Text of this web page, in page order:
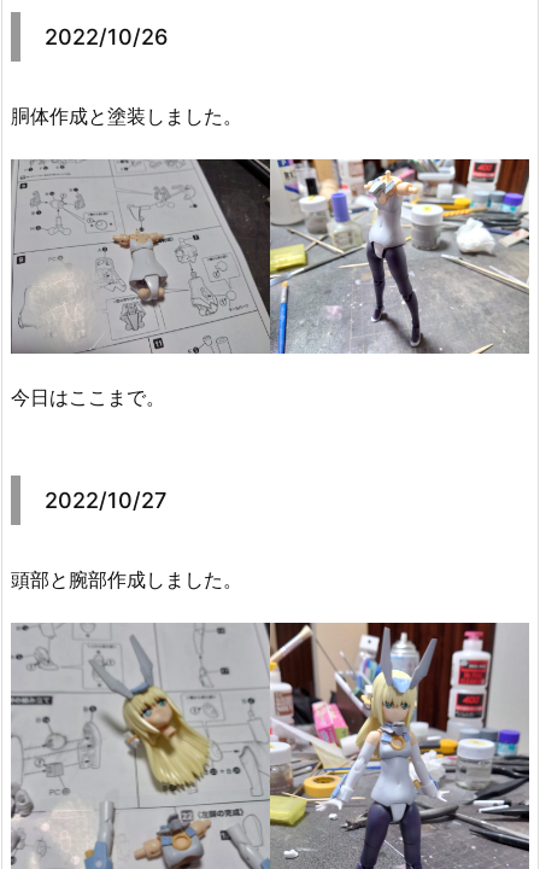
2022/10/26
胴体作成と塗装しました。
今日はここまで。
2022/10/27
頭部と腕部作成しました。